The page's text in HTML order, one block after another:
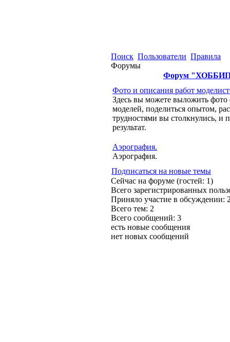
Поиск Пользователи Правила
Форумы
Форум
Фото и описания работ
Здесь вы можете выложить фото
моделей, поделиться опытом,
трудностями вы столкнулись, и
результат.
Аэрография.
Аэрография.
Подписаться на новые темы
Сейчас на форуме (гостей: 1)
Всего зарегистрированных
Приняло участие в обсуждении:
Всего тем: 2
Всего сообщений: 3
есть новые сообщения
нет новых сообщений